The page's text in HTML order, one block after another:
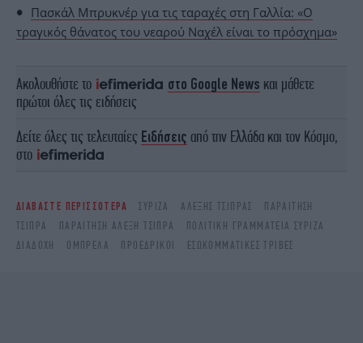
Πασκάλ Μπρυκνέρ για τις ταραχές στη Γαλλία: «Ο
τραγικός θάνατος του νεαρού Ναχέλ είναι το πρόσχημα»
Ακολουθήστε το στο Google News και μάθετε
πρώτοι όλες τις ειδήσεις
Δείτε όλες τις τελευταίες Ειδήσεις από την Ελλάδα και τον Κόσμο,
στο
ΔΙΑΒΑΣΤΕ ΠΕΡΙΣΣΟΤΕΡΑ ΣΥΡΙΖΑ ΑΛΈΞΗΣ ΤΣΊΠΡΑΣ
ΠΑΡΑΊΤΗΣΗ
ΤΣΊΠΡΑ
ΠΑΡΑΙΤΗΣΗ ΑΛΕΞΗ ΤΣΙΠΡΑ
ΠΟΛΙΤΙΚΉ ΓΡΑΜΜΑΤΕΊΑ ΣΥΡΙΖΑ
ΔΙΑΔΟΧΉ
ΟΜΠΡΈΛΑ ΠΡΟΕΔΡΙΚΟΊ ΕΣΩΚΟΜΜΑΤΙΚΈΣ ΤΡΙΒΈΣ